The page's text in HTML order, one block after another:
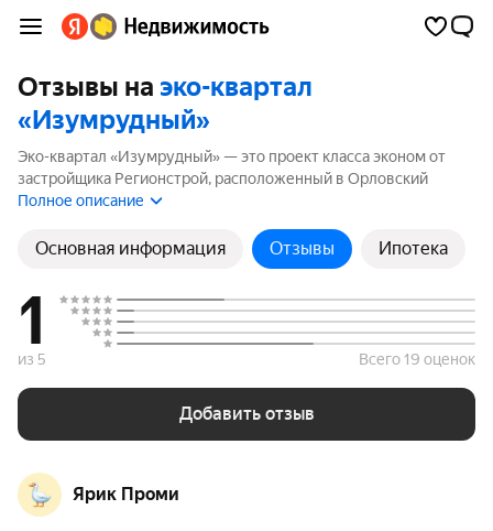
Отзывы на эко-квартал
«Изумрудный»
Эко-квартал «Изумрудный» — это проект класса эконом от
застройщика Регионстрой, расположенный в Орловский
(городской округ). Комплекс включает корпуса высотой до 9
«Изумрудный», ознакомьтесь с отзывами покупателей и
жителей района. Мы рассчитали рейтинг на основе реальных
Полное описание
Основная информация Отзывы Ипотека
1
из 5 Всего 19 оценок
Добавить отзыв
Ярик Проми